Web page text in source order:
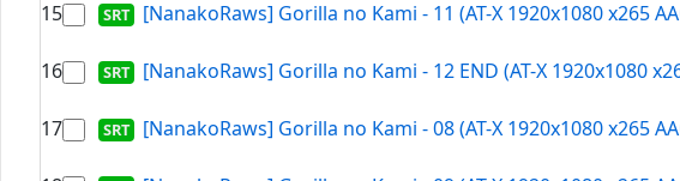
15
[NanakoRaws] Gorilla no Kami - 11 (AT-X 1920x1080 x265
16
[NanakoRaws] Gorilla no Kami - 12 END (AT-X 1920x1080
17
[NanakoRaws] Gorilla no Kami - 08 (AT-X 1920x1080 x265